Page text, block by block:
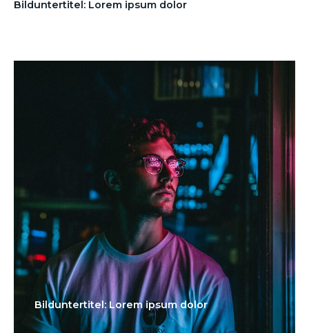
Bilduntertitel: Lorem ipsum dolor
Bilduntertitel: Lorem ipsum dolor